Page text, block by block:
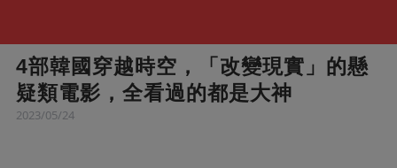
4部韓國穿越時空，「改變現實」的懸
疑類電影，全看過的都是大神
2023/05/24